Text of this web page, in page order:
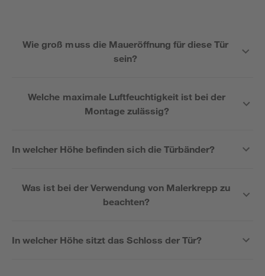
Wie groß muss die Maueröffnung für diese Tür
sein?
Welche maximale Luftfeuchtigkeit ist bei der
Montage zulässig?
In welcher Höhe befinden sich die Türbänder?
Was ist bei der Verwendung von Malerkrepp zu
beachten?
In welcher Höhe sitzt das Schloss der Tür?